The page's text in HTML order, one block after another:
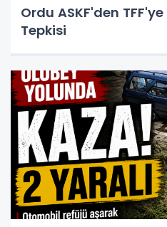
Ordu ASKF'den
Tepkisi